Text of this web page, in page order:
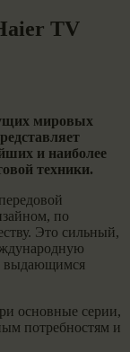
TV
мировых
и наиболее
техники.
по
Это сильный,
выдающимся
основные серии,
потребностям и